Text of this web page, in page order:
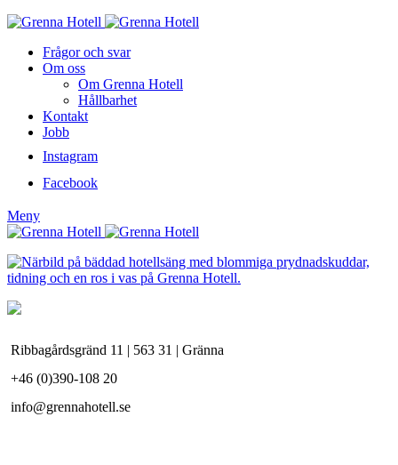
Frågor och svar
Om oss
Om Grenna Hotell
Hållbarhet
Kontakt
Jobb
Instagram
Facebook
Meny
Ribbagårdsgränd 11 | 563 31 | Gränna
+46 (0)390-108 20
info@grennahotell.se